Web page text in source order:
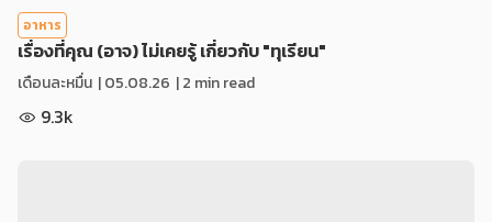
อาหาร
เรื่องที่คุณ (อาจ) ไม่เคยรู้ เกี่ยวกับ "ทุเรียน"
เดือนละหมื่น |05.08.26 | 2 min read
9.3k